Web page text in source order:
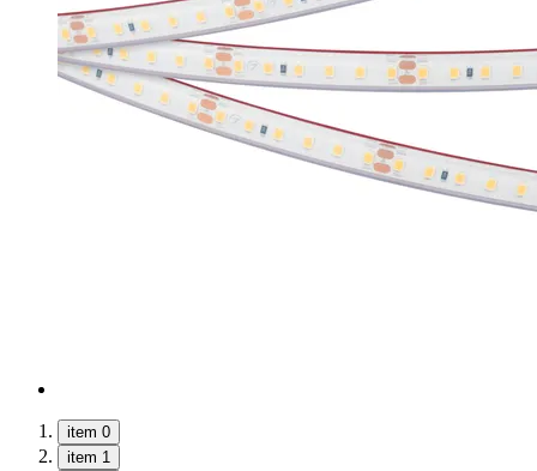
item 0
item 1